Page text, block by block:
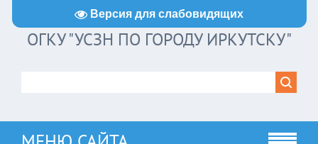
Версия для слабовидящих
ОГКУ "УСЗН ПО ГОРОДУ ИРКУТСКУ"